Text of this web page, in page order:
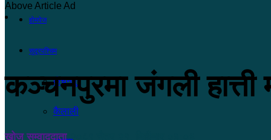
होमपेज
सुदूरपश्चिम
कंचनपुर
कैलाली
Above Article Ad
कञ्चनपुरमा जंगली
खोज सम्वाददाता२०८१ चैत्र २१, बिहीबार ०३:०६